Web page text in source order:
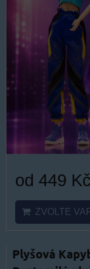
od 449 Kč
ZVOLTE
Plyšová